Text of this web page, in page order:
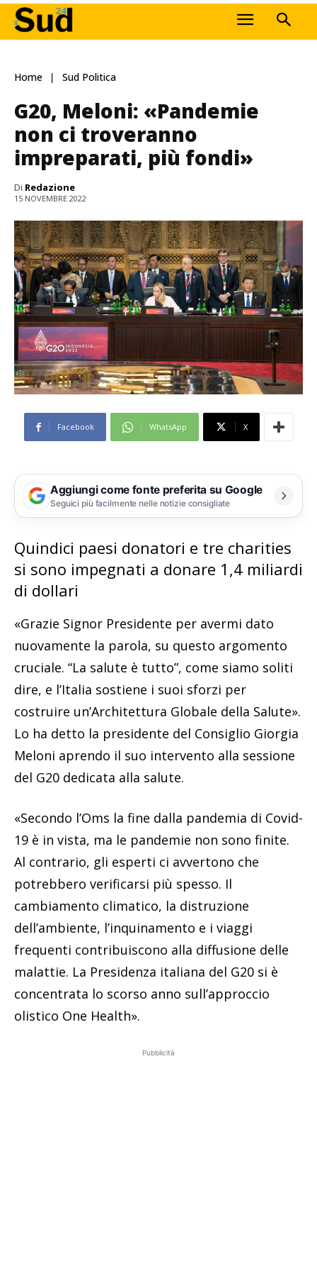
Home Sud Politica
G20, Meloni: «Pandemie
non ci troveranno
impreparati, più fondi»
Di Redazione
15 NOVEMBRE 2022
Facebook WhatsApp X
Aggiungi come fonte preferita su Google
Seguici più facilmente nelle notizie consigliate
Quindici paesi donatori e tre charities
si sono impegnati a donare 1,4 miliardi
di dollari
«Grazie Signor Presidente per avermi dato
nuovamente la parola, su questo argomento
cruciale. “La salute è tutto”, come siamo soliti
dire, e l’Italia sostiene i suoi sforzi per
costruire un’Architettura Globale della Salute».
Lo ha detto la presidente del Consiglio Giorgia
Meloni aprendo il suo intervento alla sessione
del G20 dedicata alla salute.
«Secondo l’Oms la fine dalla pandemia di Covid-
19 è in vista, ma le pandemie non sono finite.
Al contrario, gli esperti ci avvertono che
potrebbero verificarsi più spesso. Il
cambiamento climatico, la distruzione
dell’ambiente, l’inquinamento e i viaggi
frequenti contribuiscono alla diffusione delle
malattie. La Presidenza italiana del G20 si è
concentrata lo scorso anno sull’approccio
olistico One Health».
Pubblicità